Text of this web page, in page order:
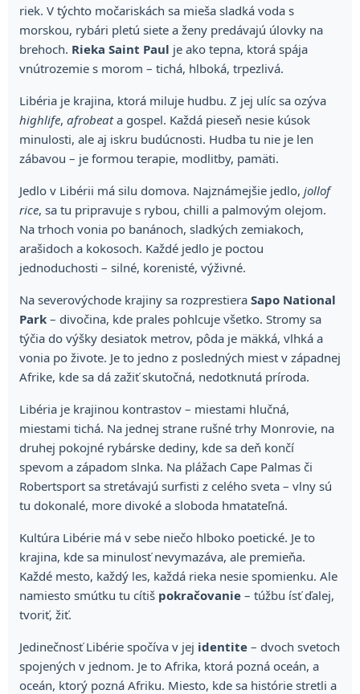
riek. V týchto močariskách sa mieša sladká voda s
morskou, rybári pletú siete a ženy predávajú úlovky na
brehoch. Rieka Saint Paul je ako tepna, ktorá spája
vnútrozemie s morom – tichá, hlboká, trpezlivá.
Libéria je krajina, ktorá miluje hudbu. Z jej ulíc sa ozýva
highlife, afrobeata gospel. Každá pieseň nesie kúsok
minulosti, ale aj iskru budúcnosti. Hudba tu nie je len
zábavou – je formou terapie, modlitby, pamäti.
Jedlo v Libérii má silu domova. Najznámejšie jedlo, jollof
rice, sa tu pripravuje s rybou, chilli a palmovým olejom.
Na trhoch vonia po banánoch, sladkých zemiakoch,
arašidoch a kokosoch. Každé jedlo je poctou
jednoduchosti – silné, korenisté, výživné.
Na severovýchode krajiny sa rozprestiera Sapo National
Park – divočina, kde prales pohlcuje všetko. Stromy sa
týčia do výšky desiatok metrov, pôda je mäkká, vlhká a
vonia po živote. Je to jedno z posledných miest v západnej
Afrike, kde sa dá zažiť skutočná, nedotknutá príroda.
Libéria je krajinou kontrastov – miestami hlučná,
miestami tichá. Na jednej strane rušné trhy Monrovie, na
druhej pokojné rybárske dediny, kde sa deň končí
spevom a západom slnka. Na plážach Cape Palmas či
Robertsport sa stretávajú surfisti z celého sveta – vlny sú
tu dokonalé, more divoké a sloboda hmatateľná.
Kultúra Libérie má v sebe niečo hlboko poetické. Je to
krajina, kde sa minulosť nevymazáva, ale premieňa.
Každé mesto, každý les, každá rieka nesie spomienku. Ale
namiesto smútku tu cítiš pokračovanie – túžbu ísť ďalej,
tvoriť, žiť.
Jedinečnosť Libérie spočíva v jej identite – dvoch svetoch
spojených v jednom. Je to Afrika, ktorá pozná oceán, a
oceán, ktorý pozná Afriku. Miesto, kde sa histórie stretli a